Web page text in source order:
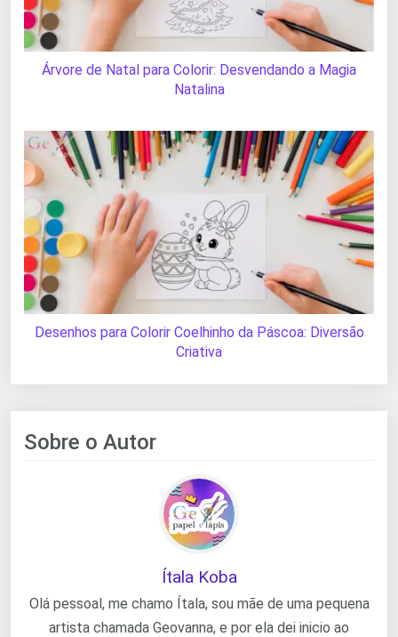
Árvore de Natal para Colorir: Desvendando a Magia
Natalina
Desenhos para Colorir Coelhinho da Páscoa: Diversão
Criativa
Sobre o Autor
Ítala Koba
Olá pessoal, me chamo Ítala, sou mãe de uma pequena
artista chamada Geovanna, e por ela dei inicio ao